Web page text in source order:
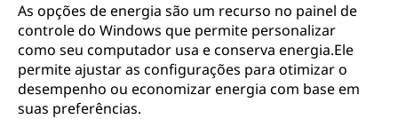
As opções de energia são um recurso no painel de
controle do Windows que permite personalizar
como seu computador usa e conserva energia.Ele
permite ajustar as configurações para otimizar o
desempenho ou economizar energia com base em
suas preferências.